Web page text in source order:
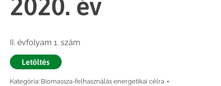
2020. év
II. évfolyam 1. szám
Letöltés
Kategória: Biomassza-felhasználás energetikai célra